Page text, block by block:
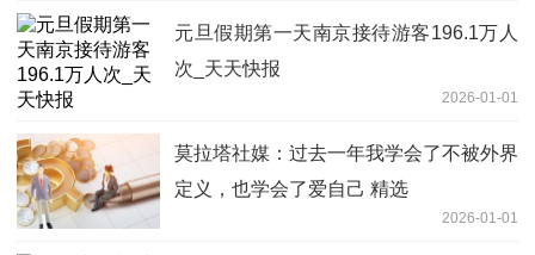
元旦假期第一天南京接待游客196.1万人
次_天天快报
2026-01-01
莫拉塔社媒：过去一年我学会了不被外界
定义，也学会了爱自己 精选
2026-01-01